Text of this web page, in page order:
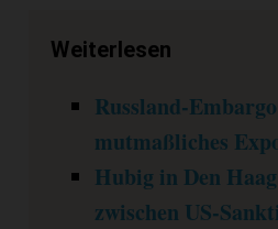
Weiterlesen
Russland-
mutmaßliches
Hubig in Den
zwischen US-